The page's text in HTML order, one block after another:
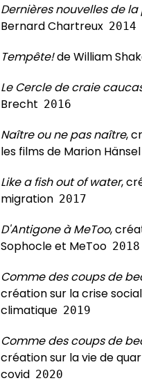
Dernières nouvelles de
Bernard Chartreux 2014
Tempête!de William
Le Cercle de craie
Brecht 2016
Naître ou ne pas naître,
les films de Marion Hänsel
Like a fish out of water,
migration 2017
D'Antigone à MeToo,
Sophocle et MeToo 2018
Comme des coups de
création sur la crise
climatique 2019
Comme des coups de
création sur la vie de
covid 2020